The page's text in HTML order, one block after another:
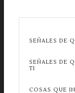
SEÑALES DE
SEÑALES DE
TI
COSAS QUE